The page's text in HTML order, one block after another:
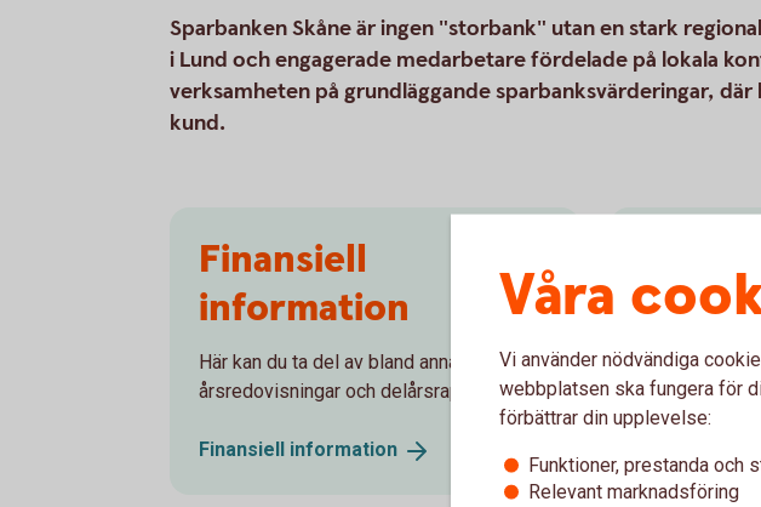
Sparbanken Skåne är ingen "storbank" utan en stark
i Lund och engagerade medarbetare fördelade på lokala
verksamheten på grundläggande sparbanksvärderingar,
kund.
Finansiell
information
Här kan du ta del av bland annat
årsredovisningar och delårsrapporter.
Finansiell information
Läs mer om
Organisation
Våra
Vi använder nödvändiga
webbplatsen ska fungera för
förbättrar din upplevelse:
Funktioner, prestanda och
Relevant marknadsföring